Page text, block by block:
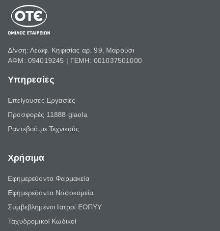
Δ/νση: Λεωφ. Κηφισίας αρ. 99, Μαρούσι
ΑΦΜ: 094019245 | ΓΕΜΗ: 001037501000
Υπηρεσίες
Επείγουσες Εργασίες
Προσφορές 11888 giaola
Ραντεβού με Τεχνικούς
Χρήσιμα
Εφημερεύοντα Φαρμακεία
Εφημερεύοντα Νοσοκομεία
Συμβεβλημένοι Ιατροί ΕΟΠΥΥ
Ταχυδρομικοί Κωδικοί